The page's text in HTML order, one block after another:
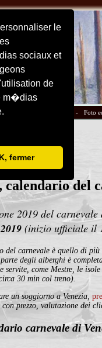
le
sociaux et
de
m�dias
fermer
- Pratica - Foto
calendario del
2019 del
(inizio ufficiale il
del carnevale è quello di
degli alberghi è
servite, come Mestre, le
30 min col treno).
un soggiorno a Venezia,
con prezzo, valutazione dei
carnevale di